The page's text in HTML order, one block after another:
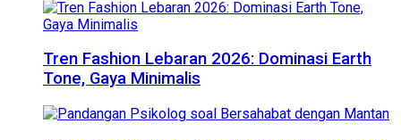
Tren Fashion Lebaran 2026: Dominasi Earth
Tone, Gaya Minimalis